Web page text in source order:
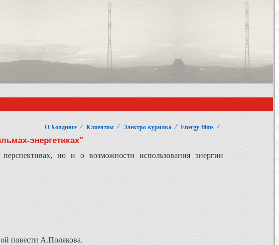
О Холдинге ⁄ Клиентам ⁄ Электро-курилка ⁄ Energy-films ⁄
энергетиках"
но и о возможности использования энергии
повести А.Полякова.